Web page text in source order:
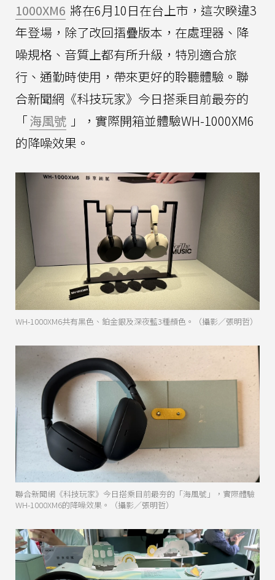
1000XM6 將在6月10日在台上市，這次睽違3
年登場，除了改回摺疊版本，在處理器、降
噪規格、音質上都有所升級，特別適合旅
行、通勤時使用，帶來更好的聆聽體驗。聯
合新聞網《科技玩家》今日搭乘目前最夯的
「海風號 」，實際開箱並體驗WH-1000XM6
的降噪效果。
WH-1000XM6共有黑色、鉑金銀及深夜藍3種顏色。（攝影／張明哲）
聯合新聞網《科技玩家》今日搭乘目前最夯的「海風號」，實際體驗
WH-1000XM6的降噪效果。（攝影／張明哲）